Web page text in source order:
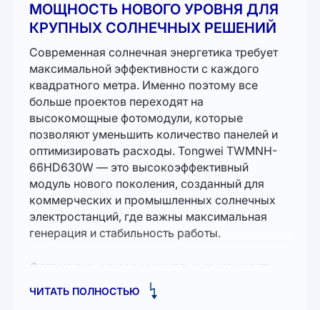
МОЩНОСТЬ НОВОГО УРОВНЯ ДЛЯ
КРУПНЫХ СОЛНЕЧНЫХ РЕШЕНИЙ
Современная солнечная энергетика требует
максимальной эффективности с каждого
квадратного метра. Именно поэтому все
больше проектов переходят на
высокомощные фотомодули, которые
позволяют уменьшить количество панелей и
оптимизировать расходы. Tongwei TWMNH-
66HD630W — это высокоэффективный
модуль нового поколения, созданный для
коммерческих и промышленных солнечных
электростанций, где важны максимальная
генерация и стабильность работы.
Фотомодуль имеет номинальную мощность
630 Вт и один из самых высоких показателей
эффективности в своем классе — до 23,3%.
ЧИТАТЬ ПОЛНОСТЬЮ